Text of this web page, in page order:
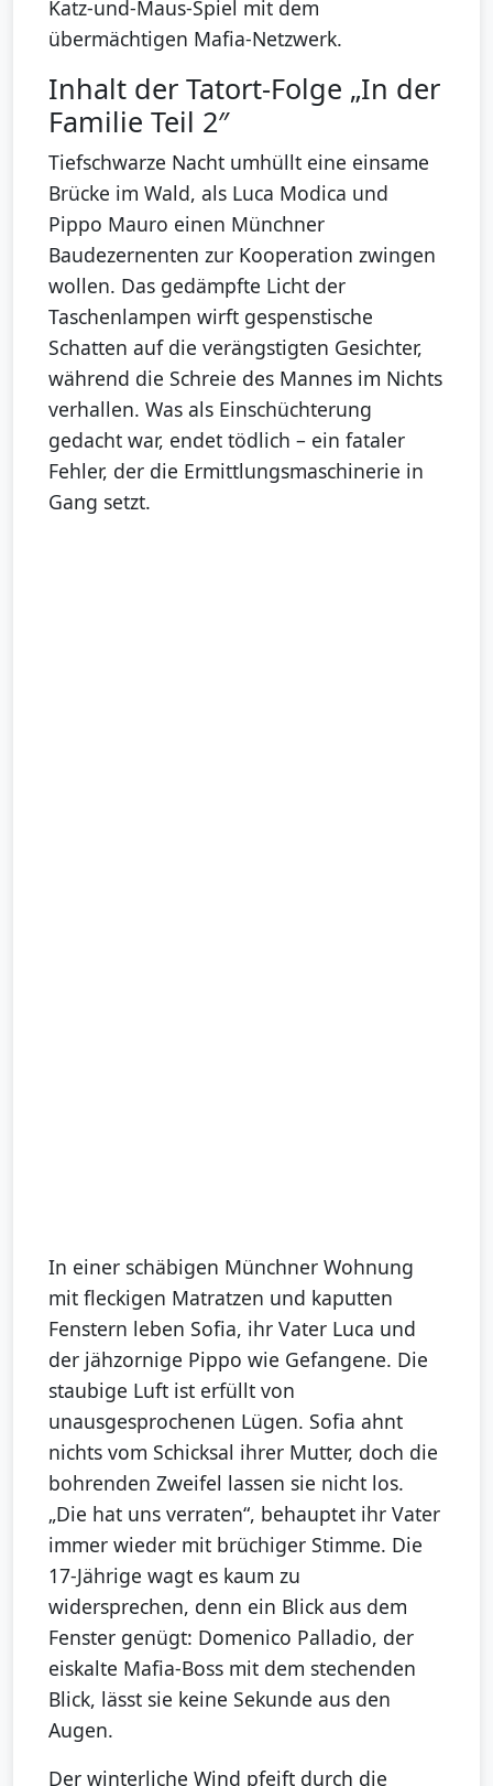
Katz-und-Maus-Spiel mit dem
übermächtigen Mafia-Netzwerk.
Inhalt der Tatort-Folge „In der
Familie Teil 2″
Tiefschwarze Nacht umhüllt eine einsame
Brücke im Wald, als Luca Modica und
Pippo Mauro einen Münchner
Baudezernenten zur Kooperation zwingen
wollen. Das gedämpfte Licht der
Taschenlampen wirft gespenstische
Schatten auf die verängstigten Gesichter,
während die Schreie des Mannes im Nichts
verhallen. Was als Einschüchterung
gedacht war, endet tödlich – ein fataler
Fehler, der die Ermittlungsmaschinerie in
Gang setzt.
In einer schäbigen Münchner Wohnung
mit fleckigen Matratzen und kaputten
Fenstern leben Sofia, ihr Vater Luca und
der jähzornige Pippo wie Gefangene. Die
staubige Luft ist erfüllt von
unausgesprochenen Lügen. Sofia ahnt
nichts vom Schicksal ihrer Mutter, doch die
bohrenden Zweifel lassen sie nicht los.
„Die hat uns verraten“, behauptet ihr Vater
immer wieder mit brüchiger Stimme. Die
17-Jährige wagt es kaum zu
widersprechen, denn ein Blick aus dem
Fenster genügt: Domenico Palladio, der
eiskalte Mafia-Boss mit dem stechenden
Blick, lässt sie keine Sekunde aus den
Augen.
Der winterliche Wind pfeift durch die